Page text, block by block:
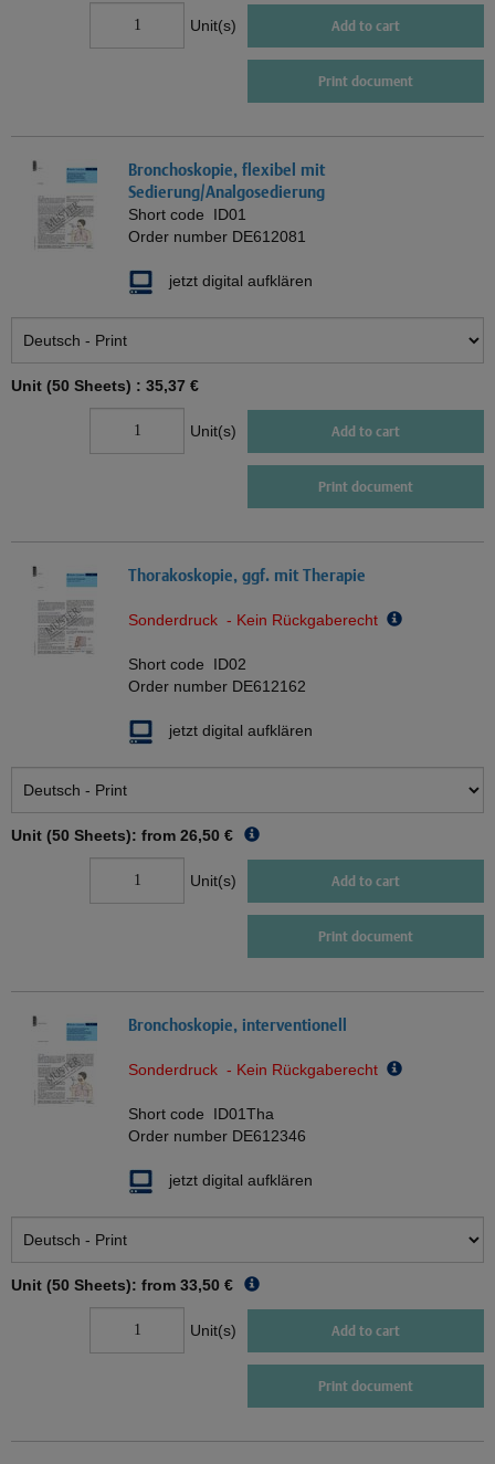
Unit(s) Add to cart
Print document
Bronchoskopie, flexibel mit
Sedierung/Analgosedierung
Short code ID01
Order number DE612081
jetzt digital aufklären
Unit (50 Sheets) : 35,37 €
Unit(s) Add to cart
Print document
Thorakoskopie, ggf. mit Therapie
Sonderdruck - Kein Rückgaberecht
Short code ID02
Order number DE612162
jetzt digital aufklären
Unit (50 Sheets): from 26,50 €
Unit(s) Add to cart
Print document
Bronchoskopie, interventionell
Sonderdruck - Kein Rückgaberecht
Short code ID01Tha
Order number DE612346
jetzt digital aufklären
Unit (50 Sheets): from 33,50 €
Unit(s) Add to cart
Print document